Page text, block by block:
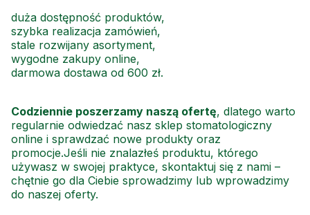
duża dostępność produktów,
szybka realizacja zamówień,
stale rozwijany asortyment,
wygodne zakupy online,
darmowa dostawa od 600 zł.
Codziennie poszerzamy naszą ofertę, dlatego warto
regularnie odwiedzać nasz sklep stomatologiczny
online i sprawdzać nowe produkty oraz
promocje.Jeśli nie znalazłeś produktu, którego
używasz w swojej praktyce, skontaktuj się z nami –
chętnie go dla Ciebie sprowadzimy lub wprowadzimy
do naszej oferty.